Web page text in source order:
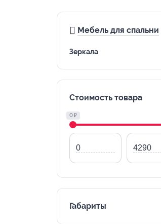
Мебель для спальни
Зеркала
Стоимость товара
0 ₽
Габариты